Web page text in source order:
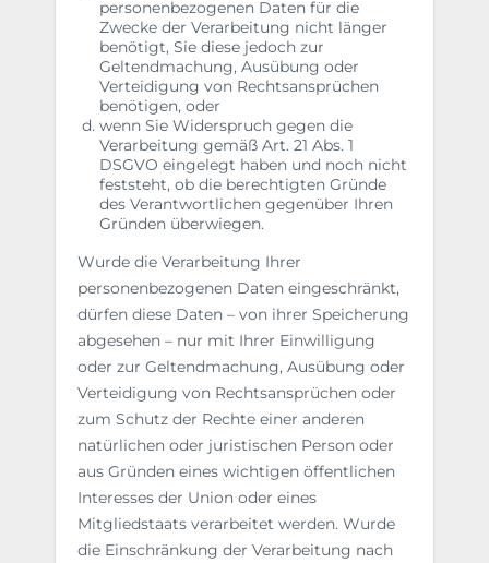
personenbezogenen Daten für die
Zwecke der Verarbeitung nicht länger
benötigt, Sie diese jedoch zur
Geltendmachung, Ausübung oder
Verteidigung von Rechtsansprüchen
benötigen, oder
wenn Sie Widerspruch gegen die
Verarbeitung gemäß Art. 21 Abs. 1
DSGVO eingelegt haben und noch nicht
feststeht, ob die berechtigten Gründe
des Verantwortlichen gegenüber Ihren
Gründen überwiegen.
Wurde die Verarbeitung Ihrer
personenbezogenen Daten eingeschränkt,
dürfen diese Daten – von ihrer Speicherung
abgesehen – nur mit Ihrer Einwilligung
oder zur Geltendmachung, Ausübung oder
Verteidigung von Rechtsansprüchen oder
zum Schutz der Rechte einer anderen
natürlichen oder juristischen Person oder
aus Gründen eines wichtigen öffentlichen
Interesses der Union oder eines
Mitgliedstaats verarbeitet werden. Wurde
die Einschränkung der Verarbeitung nach